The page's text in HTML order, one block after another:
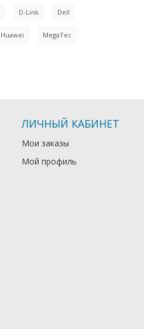
D-Link Dell
Huawei MegaTec
ЛИЧНЫЙ КАБИНЕТ
Мои заказы
Мой профиль